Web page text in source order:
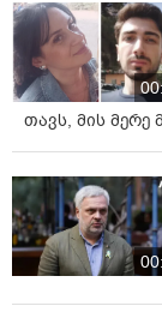
თავს, მის მერე